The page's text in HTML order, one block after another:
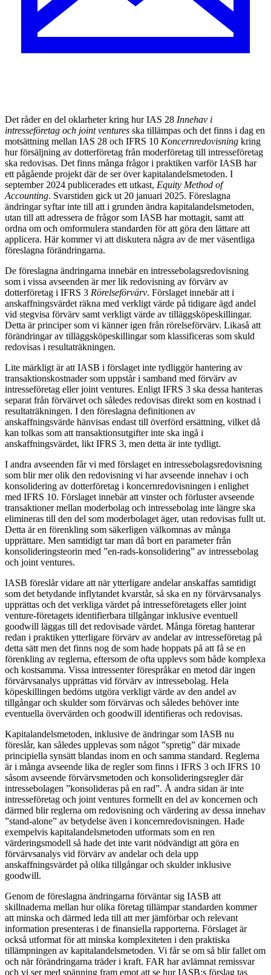
Det råder en del oklarheter kring hur IAS 28 Innehav i
intresseföretag och joint ventures ska tillämpas och det finns i dag en
motsättning mellan IAS 28 och IFRS 10 Koncernredovisning kring
hur försäljning av dotterföretag från moderföretag till intresseföretag
ska redovisas. Det finns många frågor i praktiken varför IASB har
ett pågående projekt där de ser över kapitalandelsmetoden. I
september 2024 publicerades ett utkast, Equity Method of
Accounting. Svarstiden gick ut 20 januari 2025. Föreslagna
ändringar syftar inte till att i grunden ändra kapitalandelsmetoden,
utan till att adressera de frågor som IASB har mottagit, samt att
ordna om och omformulera standarden för att göra den lättare att
applicera. Här kommer vi att diskutera några av de mer väsentliga
föreslagna förändringarna.
De föreslagna ändringarna innebär en intressebolagsredovisning
som i vissa avseenden är mer lik redovisning av förvärv av
dotterföretag i IFRS 3 Rörelseförvärv. Förslaget innebär att i
anskaffningsvärdet räkna med verkligt värde på tidigare ägd andel
vid stegvisa förvärv samt verkligt värde av tilläggsköpeskillingar.
Detta är principer som vi känner igen från rörelseförvärv. Likaså att
förändringar av tilläggsköpeskillingar som klassificeras som skuld
redovisas i resultaträkningen.
Lite märkligt är att IASB i förslaget inte tydliggör hantering av
transaktionskostnader som uppstår i samband med förvärv av
intresseföretag eller joint ventures. Enligt IFRS 3 ska dessa hanteras
separat från förvärvet och således redovisas direkt som en kostnad i
resultaträkningen. I den föreslagna definitionen av
anskaffningsvärde hänvisas endast till överförd ersättning, vilket då
kan tolkas som att transaktionsutgifter inte ska ingå i
anskaffningsvärdet, likt IFRS 3, men detta är inte tydligt.
I andra avseenden får vi med förslaget en intressebolagsredovisning
som blir mer olik den redovisning vi har avseende innehav i och
konsolidering av dotterföretag i koncernredovisningen i enlighet
med IFRS 10. Förslaget innebär att vinster och förluster avseende
transaktioner mellan moderbolag och intressebolag inte längre ska
elimineras till den del som moderbolaget äger, utan redovisas fullt ut.
Detta är en förenkling som säkerligen välkomnas av många
upprättare. Men samtidigt tar man då bort en parameter från
konsolideringsteorin med ”en-rads-konsolidering” av intressebolag
och joint ventures.
IASB föreslår vidare att när ytterligare andelar anskaffas samtidigt
som det betydande inflytandet kvarstår, så ska en ny förvärvsanalys
upprättas och det verkliga värdet på intresseföretagets eller joint
venture-företagets identifierbara tillgångar inklusive eventuell
goodwill läggas till det redovisade värdet. Många företag hanterar
redan i praktiken ytterligare förvärv av andelar av intresseföretag på
detta sätt men det finns nog de som hade hoppats på att få se en
förenkling av reglerna, eftersom de ofta upplevs som både komplexa
och kostsamma. Vissa intressenter förespråkar en metod där ingen
förvärvsanalys upprättas vid förvärv av intressebolag. Hela
köpeskillingen bedöms utgöra verkligt värde av den andel av
tillgångar och skulder som förvärvas och således behöver inte
eventuella övervärden och goodwill identifieras och redovisas.
Kapitalandelsmetoden, inklusive de ändringar som IASB nu
föreslår, kan således upplevas som något ”spretig” där mixade
principiella synsätt blandas inom en och samma standard. Reglerna
är i många avseende lika de regler som finns i IFRS 3 och IFRS 10
såsom avseende förvärvsmetoden och konsolideringsregler där
intressebolagen ”konsolideras på en rad”. Å andra sidan är inte
intresseföretag och joint ventures formellt en del av koncernen och
därmed blir reglerna om redovisning och värdering av dessa innehav
”stand-alone” av betydelse även i koncernredovisningen. Hade
exempelvis kapitalandelsmetoden utformats som en ren
värderingsmodell så hade det inte varit nödvändigt att göra en
förvärvsanalys vid förvärv av andelar och dela upp
anskaffningsvärdet på olika tillgångar och skulder inklusive
goodwill.
Genom de föreslagna ändringarna förväntar sig IASB att
skillnaderna mellan hur olika företag tillämpar standarden kommer
att minska och därmed leda till att mer jämförbar och relevant
information presenteras i de finansiella rapporterna. Förslaget är
också utformat för att minska komplexiteten i den praktiska
tillämpningen av kapitalandelsmetoden. Vi får se om så blir fallet om
och när förändringarna träder i kraft. FAR har avlämnat remissvar
och vi ser med spänning fram emot att se hur IASB:s förslag tas